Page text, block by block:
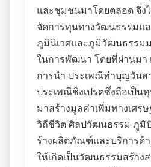
และชุมชนมาโดยตลอด จึง
จัดการทุนทางวัฒนธรรมแ
ภูมินิเวศและภูมิวัฒนธรรมม
ในการพัฒนา ​​โดยที่ผ่านมา
การนำ ประเพณีทำบุญวันส
ประเพณีชิงเปรตซึ่งถือเป็น
มาสร้างมูลค่าเพิ่มทางเศร
วิถีชีวิต ศิลปวัฒนธรรม ภู
ร้างผลิตภัณฑ์และบริการด้
ให้เกิดเป็นวัฒนธรรมสร้าง